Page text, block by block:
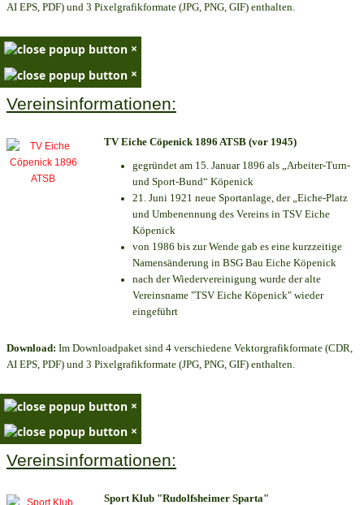
AI EPS, PDF) und 3 Pixelgrafikformate (JPG, PNG, GIF) enthalten.
×
×
Vereinsinformationen:
TV Eiche Cöpenick 1896 ATSB (vor 1945)
gegründet am 15. Januar 1896 als „Arbeiter-Turn-
und Sport-Bund“ Köpenick
21. Juni 1921 neue Sportanlage, der „Eiche-Platz
und Umbenennung des Vereins in TSV Eiche
Köpenick
von 1986 bis zur Wende gab es eine kurzzeitige
Namensänderung in BSG Bau Eiche Köpenick
nach der Wiedervereinigung wurde der alte
Vereinsname "TSV Eiche Köpenick" wieder
eingeführt
Download: Im Downloadpaket sind 4 verschiedene Vektorgrafikformate (CDR,
AI EPS, PDF) und 3 Pixelgrafikformate (JPG, PNG, GIF) enthalten.
×
×
Vereinsinformationen:
Sport Klub "Rudolfsheimer Sparta"